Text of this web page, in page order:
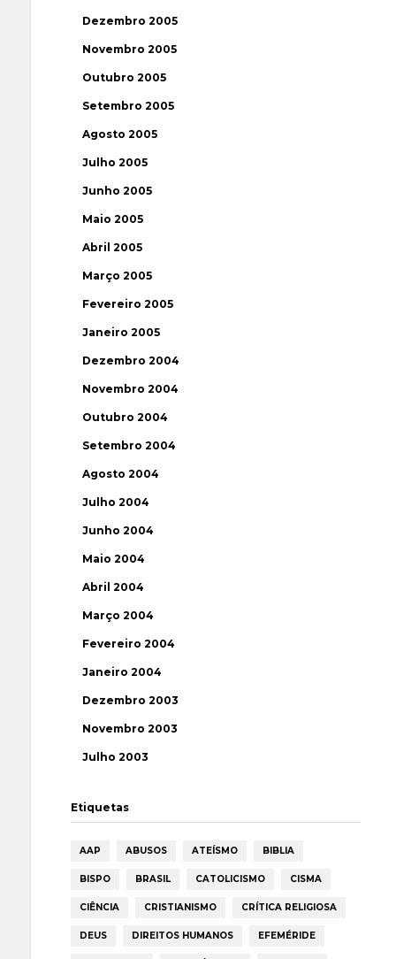
Dezembro 2005
Novembro 2005
Outubro 2005
Setembro 2005
Agosto 2005
Julho 2005
Junho 2005
Maio 2005
Abril 2005
Março 2005
Fevereiro 2005
Janeiro 2005
Dezembro 2004
Novembro 2004
Outubro 2004
Setembro 2004
Agosto 2004
Julho 2004
Junho 2004
Maio 2004
Abril 2004
Março 2004
Fevereiro 2004
Janeiro 2004
Dezembro 2003
Novembro 2003
Julho 2003
Etiquetas
AAP ABUSOS ATEÍSMO BIBLIA
BISPO BRASIL CATOLICISMO CISMA
CIÊNCIA CRISTIANISMO CRÍTICA RELIGIOSA
DEUS DIREITOS HUMANOS EFEMÉRIDE